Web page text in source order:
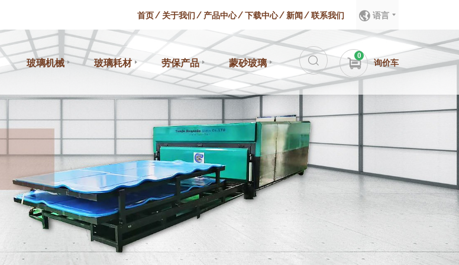
语言
首页 关于我们 产品中心 下载中心 新闻 联系我们
0
询价车
玻璃机械 玻璃耗材 劳保产品 蒙砂玻璃